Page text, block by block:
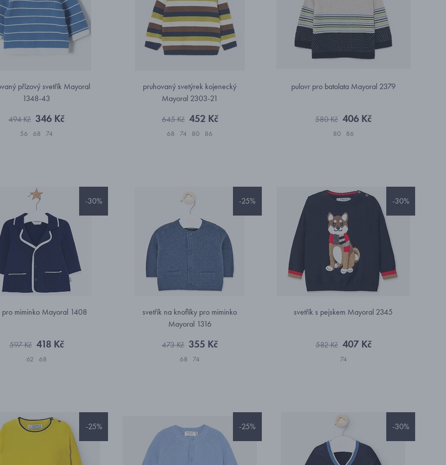
přízový svetřík Mayoral
1348-43
494 Kč 346 Kč
56 68 74
pruhovaný svetýrek kojenecký
Mayoral 2303-21
645 Kč 452 Kč
68 74 80 86
pulovr pro batolata Mayoral 2379
580 Kč 406 Kč
80 86
-30%
pro miminko Mayoral 1408
597 Kč 418 Kč
62 68
-25%
svetřík na knoflíky pro miminko
Mayoral 1316
473 Kč 355 Kč
68 74
-30%
svetřík s pejskem Mayoral 2345
582 Kč 407 Kč
74
-25% -25% -30%